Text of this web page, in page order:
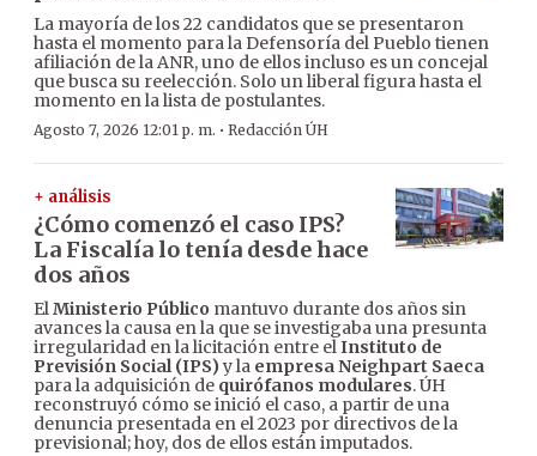
La mayoría de los 22 candidatos que se presentaron
hasta el momento para la Defensoría del Pueblo tienen
afiliación de la ANR, uno de ellos incluso es un concejal
que busca su reelección. Solo un liberal figura hasta el
momento en la lista de postulantes.
Agosto 7, 2026 12:01 p. m. · Redacción ÚH
+ análisis
¿Cómo comenzó el caso IPS?
La Fiscalía lo tenía desde hace
dos años
ElMinisterio Público mantuvo durante dos años sin
avances la causa en la que se investigaba una presunta
irregularidad en la licitación entre elInstituto de
Previsión Social (IPS)y la empresa Neighpart Saeca
para la adquisición de quirófanos modulares. ÚH
reconstruyó cómo se inició el caso, a partir de una
denuncia presentada en el 2023 por directivos de la
previsional; hoy, dos de ellos están imputados.